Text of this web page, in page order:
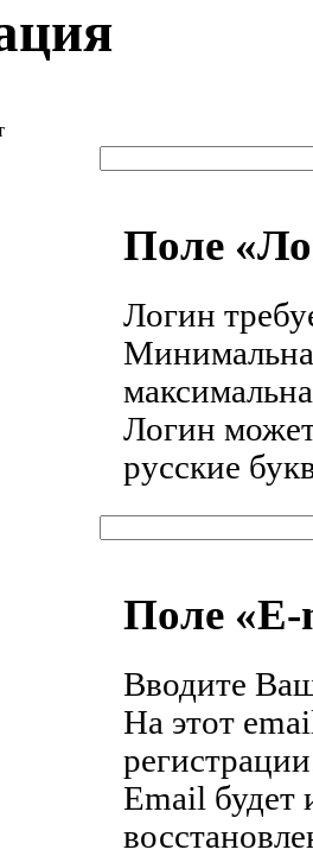
Поле
Логин
Логин
русские
Поле «E-
Вводите
На этот
Email будет